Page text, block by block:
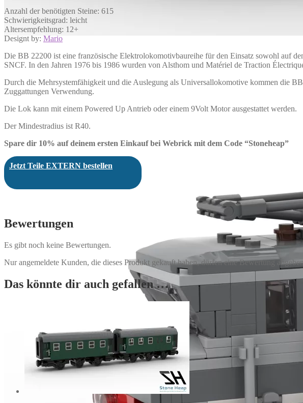
Anzahl der benötigten Steine: 615
Schwierigkeitsgrad: leicht
Altersempfehlung: 12+
Designt by: Mario
Die BB 22200 ist eine französische Elektrolokomotivbaureihe für den Einsatz sowohl auf
SNCF. In den Jahren 1976 bis 1986 wurden von Alsthom und Matériel de Traction
Durch die Mehrsystemfähigkeit und die Auslegung als Universallokomotive kommen die
Zuggattungen Verwendung.
Die Lok kann mit einem Powered Up Antrieb oder einem 9Volt Motor ausgestattet werden.
Der Mindestradius ist R40.
Spare dir 10% auf deinem ersten Einkauf bei Webrick mit dem Code “Stoneheap”
Jetzt Teile EXTERN bestellen
Bewertungen
Es gibt noch keine Bewertungen.
Nur angemeldete Kunden, die dieses Produkt gekauft haben, dürfen eine Bewertung
Das könnte dir auch gefallen …